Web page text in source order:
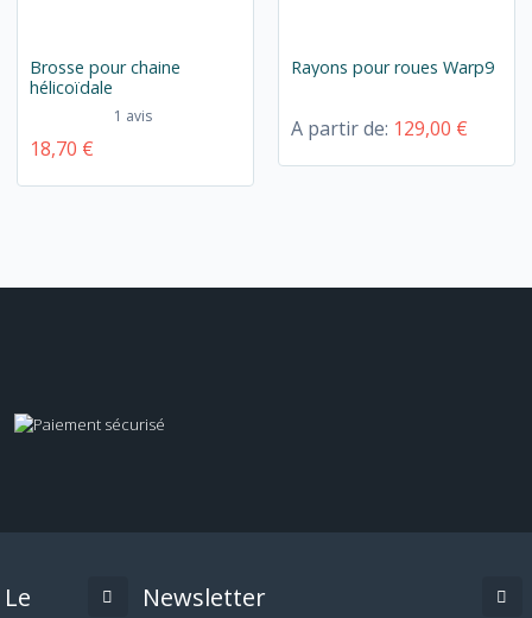
Brosse pour chaine
hélicoïdale
1 avis
18,70 €
Rayons pour roues Warp9
A partir de: 129,00 €
Le
Newsletter